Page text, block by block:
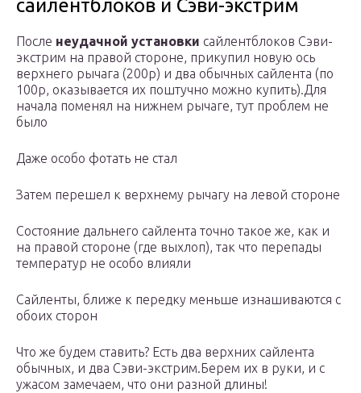
сайлентблоков и Сэви-экстрим
После неудачной установки сайлентблоков Сэви-
экстрим на правой стороне, прикупил новую ось
верхнего рычага (200р) и два обычных сайлента (по
100р, оказывается их поштучно можно купить).Для
начала поменял на нижнем рычаге, тут проблем не
было
Даже особо фотать не стал
Затем перешел к верхнему рычагу на левой стороне
Состояние дальнего сайлента точно такое же, как и
на правой стороне (где выхлоп), так что перепады
температур не особо влияли
Сайленты, ближе к передку меньше изнашиваются с
обоих сторон
Что же будем ставить? Есть два верхних сайлента
обычных, и два Сэви-экстрим.Берем их в руки, и с
ужасом замечаем, что они разной длины!